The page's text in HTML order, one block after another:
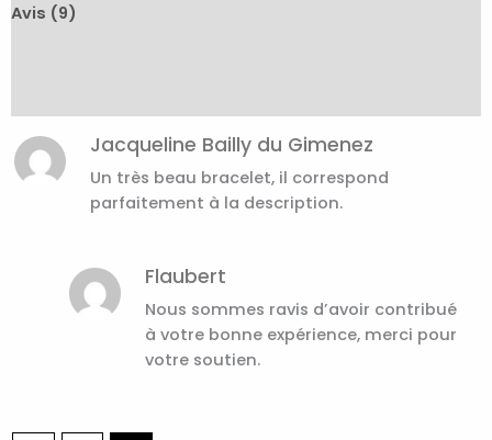
Avis (9)
Jacqueline Bailly du Gimenez
Un très beau bracelet, il correspond
parfaitement à la description.
Flaubert
Nous sommes ravis d’avoir contribué
à votre bonne expérience, merci pour
votre soutien.